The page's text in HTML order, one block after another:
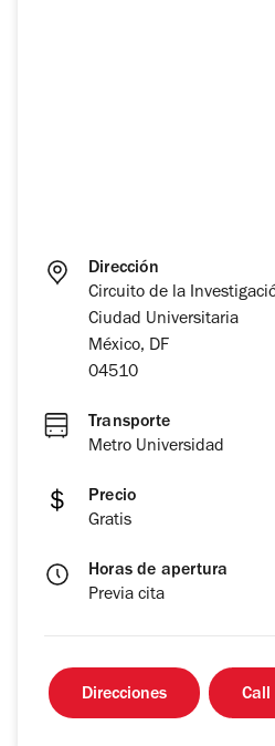
Dirección
Circuito de la
Ciudad Universitaria
México, DF
04510
Transporte
Metro Universidad
Precio
Gratis
Horas de apertura
Previa cita
Direcciones Call